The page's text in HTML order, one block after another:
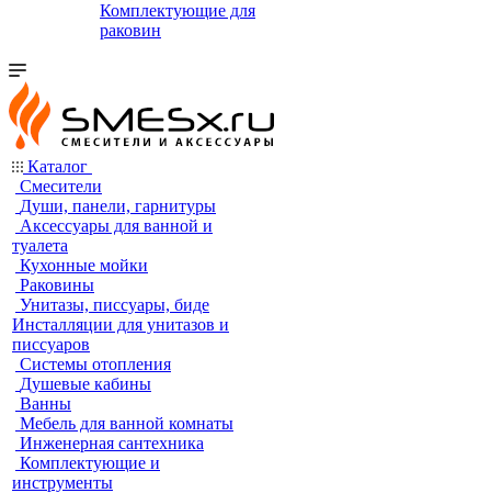
Комплектующие для
раковин
Каталог
Смесители
Души, панели, гарнитуры
Аксессуары для ванной и
туалета
Кухонные мойки
Раковины
Унитазы, писсуары, биде
Инсталляции для унитазов и
писсуаров
Системы отопления
Душевые кабины
Ванны
Мебель для ванной комнаты
Инженерная сантехника
Комплектующие и
инструменты